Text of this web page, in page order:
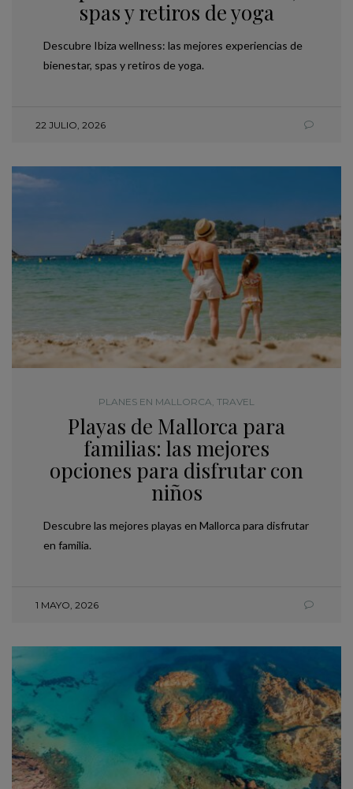
spas y retiros de yoga
Descubre Ibiza wellness: las mejores experiencias de
bienestar, spas y retiros de yoga.
22 JULIO, 2026
PLANES EN MALLORCA, TRAVEL
Playas de Mallorca para
familias: las mejores
opciones para disfrutar con
niños
Descubre las mejores playas en Mallorca para disfrutar
en familia.
1 MAYO, 2026